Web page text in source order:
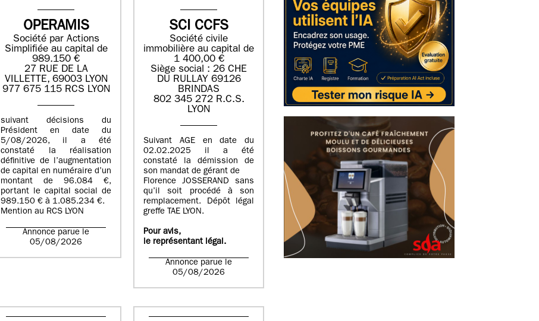
OPERAMIS
Société par Actions
Simplifiée au capital de
989.150 €
27 RUE DE LA
VILLETTE, 69003 LYON
977 675 115 RCS LYON
suivant décisions du
Président en date du
5/08/2026, il a été
constaté la réalisation
définitive de l’augmentation
de capital en numéraire d’un
montant de 96.084 €,
portant le capital social de
989.150 € à 1.085.234 €.
Mention au RCS LYON
Annonce parue le
05/08/2026
SCI CCFS
Société civile
immobilière au capital de
1 400,00 €
Siège social : 26 CHE
DU RULLAY 69126
BRINDAS
802 345 272 R.C.S.
LYON
Suivant AGE en date du
02.02.2025 il a été
constaté la démission de
son mandat de gérant de
Florence JOSSERAND sans
qu’il soit procédé à son
remplacement. Dépôt légal
greffe TAE LYON.
Pour avis,
le représentant légal.
Annonce parue le
05/08/2026